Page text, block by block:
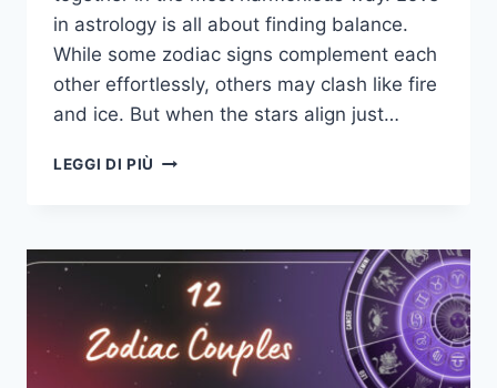
in astrology is all about finding balance.
While some zodiac signs complement each
other effortlessly, others may clash like fire
and ice. But when the stars align just…
LEGGI DI PIÙ
CHE
SONO
PERFETTE
L'ACCOPPIAMENTO